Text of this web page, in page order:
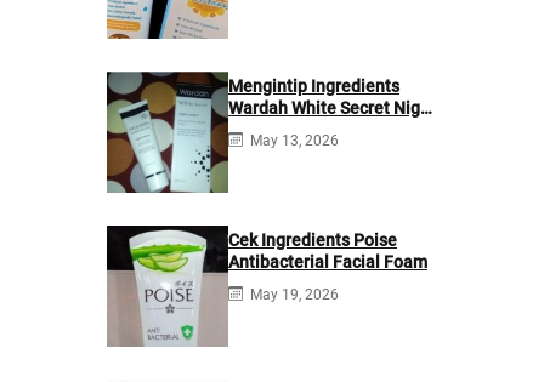
Mengintip Ingredients
Wardah White Secret Night
Cream
May 13, 2026
Cek Ingredients Poise
Antibacterial Facial Foam
May 19, 2026